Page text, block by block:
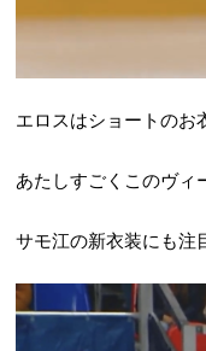
エロスはショートのお
あたしすごくこのヴィ
サモ江の新衣装にも注